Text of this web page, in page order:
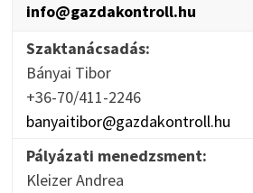
info@gazdakontroll.hu
Szaktanácsadás:
Bányai Tibor
+36-70/411-2246
banyaitibor@gazdakontroll.hu
Pályázati menedzsment:
Kleizer Andrea